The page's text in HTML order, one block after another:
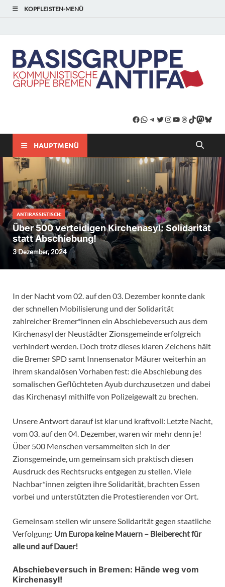
KOPFLEISTEN-MENÜ
HAUPTMENÜ
ANTIRASSISTISCH:
Über 500 verteidigen Kirchenasyl: Solidarität
statt Abschiebung!
3 Dezember, 2024
In der Nacht vom 02. auf den 03. Dezember konnte dank
der schnellen Mobilisierung und der Solidarität
zahlreicher Bremer*innen ein Abschiebeversuch aus dem
Kirchenasyl der Neustädter Zionsgemeinde erfolgreich
verhindert werden. Doch trotz dieses klaren Zeichens hält
die Bremer SPD samt Innensenator Mäurer weiterhin an
ihrem skandalösen Vorhaben fest: die Abschiebung des
somalischen Geflüchteten Ayub durchzusetzen und dabei
das Kirchenasyl mithilfe von Polizeigewalt zu brechen.
Unsere Antwort darauf ist klar und kraftvoll: Letzte Nacht,
vom 03. auf den 04. Dezember, waren wir mehr denn je!
Über 500 Menschen versammelten sich in der
Zionsgemeinde, um gemeinsam sich praktisch diesen
Ausdruck des Rechtsrucks entgegen zu stellen. Viele
Nachbar*innen zeigten ihre Solidarität, brachten Essen
vorbei und unterstützten die Protestierenden vor Ort.
Gemeinsam stellen wir unsere Solidarität gegen staatliche
Verfolgung: Um Europa keine Mauern – Bleiberecht für
alle und auf Dauer!
Abschiebeversuch in Bremen: Hände weg vom
Kirchenasyl!